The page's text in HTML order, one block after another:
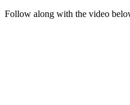
Follow along with the video